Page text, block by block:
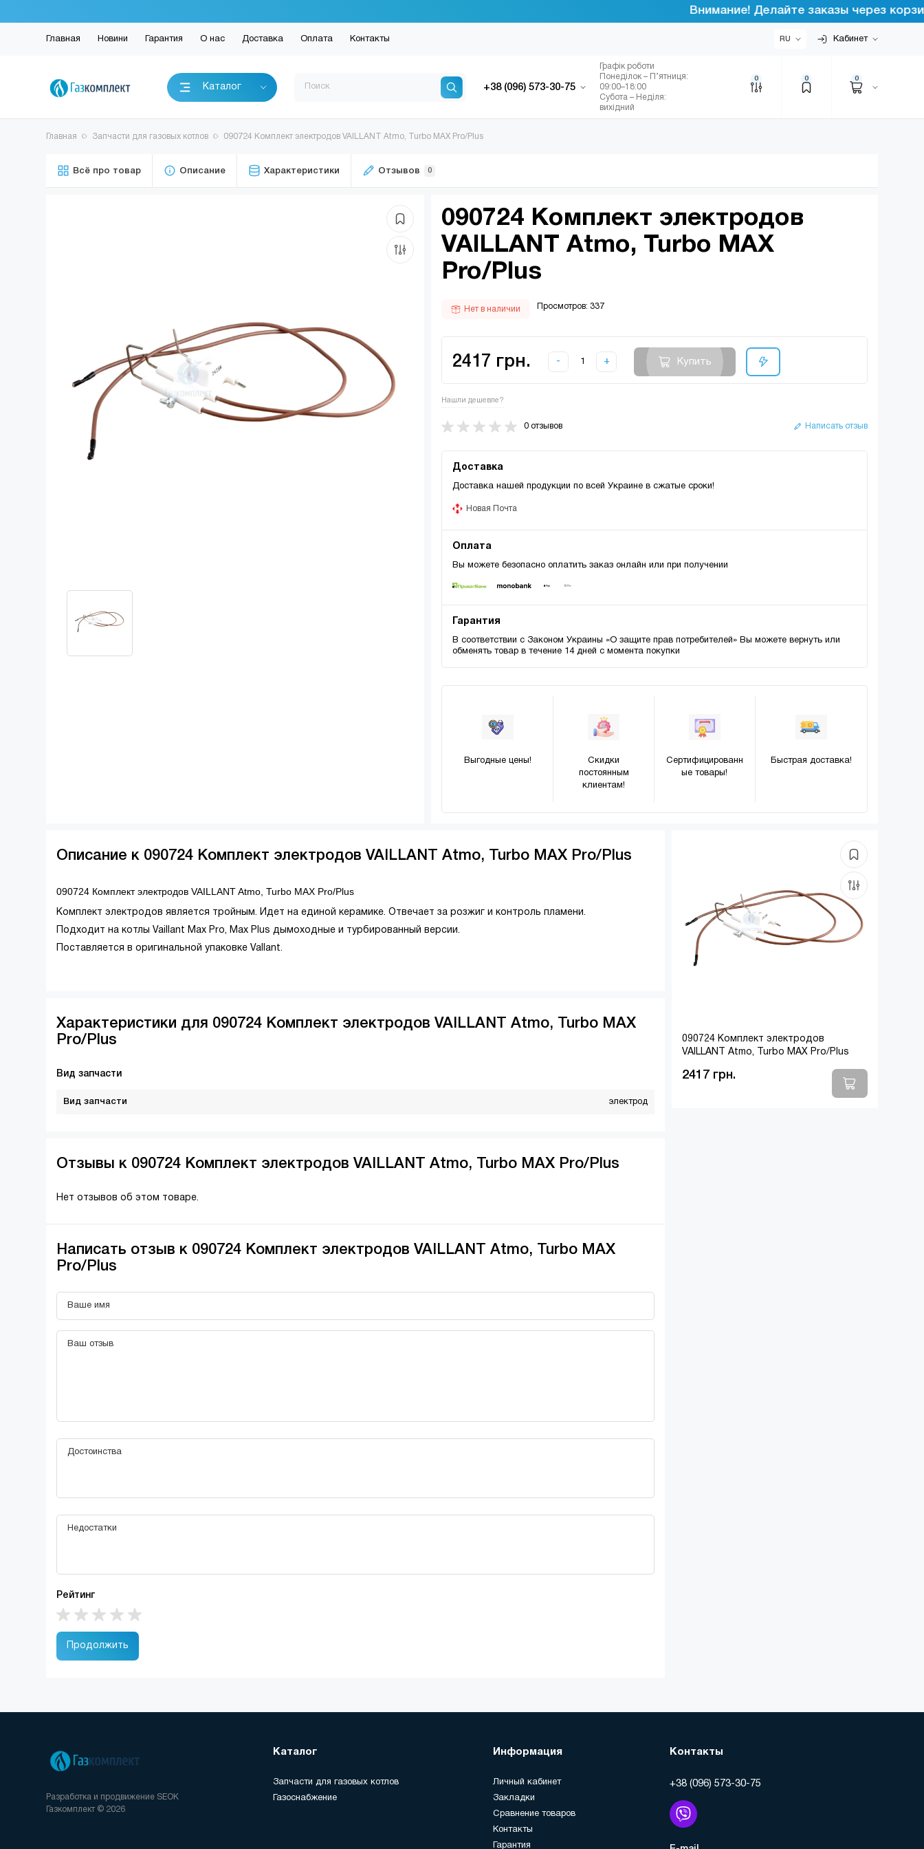
Внимание! Делайте заказы через корзину
Главная Новини Гарантия О нас Доставка Оплата Контакты RU Кабинет
Каталог +38 (096) 573-30-75
Графік роботи
Понеділок – П’ятниця:
09:00–18:00
Субота – Неділя:
вихідний
0 0 0
Главная Запчасти для газовых котлов 090724 Комплект электродов VAILLANT Atmo, Turbo MAX Pro/Plus
Всё про товар Описание Характеристики Отзывов 0
090724 Комплект электродов
VAILLANT Atmo, Turbo MAX
Pro/Plus
Нет в наличии Просмотров: 337
2417 грн. - + Купить
Нашли дешевле?
0 отзывов Написать отзыв
Доставка
Доставка нашей продукции по всей Украине в сжатые сроки!
Новая Почта
Оплата
Вы можете безопасно оплатить заказ онлайн или при получении
Гарантия
В соответствии с Законом Украины «О защите прав потребителей» Вы можете вернуть или
обменять товар в течение 14 дней с момента покупки
Выгодные цены!
Скидки
постоянным
клиентам!
Сертифицированн
ые товары!
Быстрая доставка!
Описание к 090724 Комплект электродов VAILLANT Atmo, Turbo MAX Pro/Plus
090724 Комплект электродов VAILLANT Atmo, Turbo MAX Pro/Plus
Комплект электродов является тройным. Идет на единой керамике. Отвечает за розжиг и контроль пламени.
Подходит на котлы Vaillant Max Pro, Max Plus дымоходные и турбированный версии.
Поставляется в оригинальной упаковке Vallant.
Характеристики для 090724 Комплект электродов VAILLANT Atmo, Turbo MAX
Pro/Plus
Вид запчасти
Вид запчасти электрод
Отзывы к 090724 Комплект электродов VAILLANT Atmo, Turbo MAX Pro/Plus
Нет отзывов об этом товаре.
Написать отзыв к 090724 Комплект электродов VAILLANT Atmo, Turbo MAX
Pro/Plus
Рейтинг
Продолжить
090724 Комплект электродов
VAILLANT Atmo, Turbo MAX Pro/Plus
2417 грн.
Разработка и продвижение SEOK
Газкомплект © 2026
Каталог
Запчасти для газовых котлов
Газоснабжение
Информация
Личный кабинет
Закладки
Сравнение товаров
Контакты
Гарантия
Контакты
+38 (096) 573-30-75